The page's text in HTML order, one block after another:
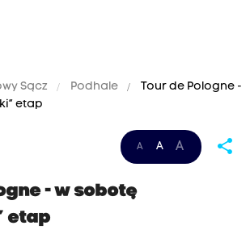
Sącz Podhale
Tour de Pologne -
etap
A A A share
- w sobotę
etap